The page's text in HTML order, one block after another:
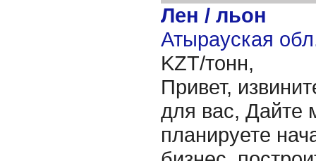
Лен / льон
Атырауская
KZT/тонн,
Привет,
для вас, Дайте
планируете